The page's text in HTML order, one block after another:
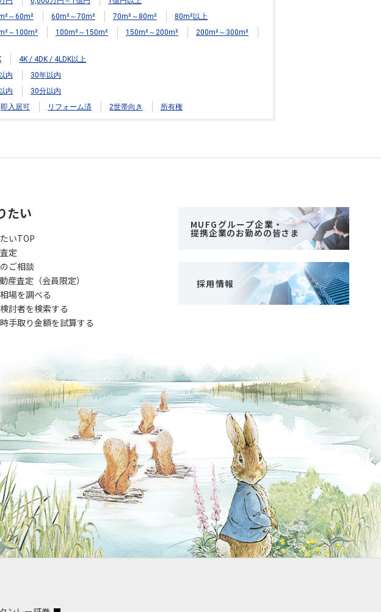
～60m² 60m²～70m² 70m²～80m²
80m²以上
～100m² 100m²～150m² 150m²～200m²
200m²～300m²
4K / 4DK / 4LDK以上
内
30年以内
内
30分以内
即入居可 リフォーム済 2世帯向き 所有権
たい
いTOP
定
ご相談
産査定（会員限定）
場を調べる
討者を検索する
手取り金額を試算する
MUFGグループ企業・
提携企業のお勤めの皆さま
採用情報